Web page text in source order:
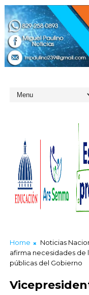
Home Noticias
afirma necesidades de
públicas del Gobierno